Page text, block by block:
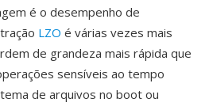
é o desempenho de
LZO é várias vezes mais
de grandeza mais rápida que
sensíveis ao tempo
de arquivos no boot ou